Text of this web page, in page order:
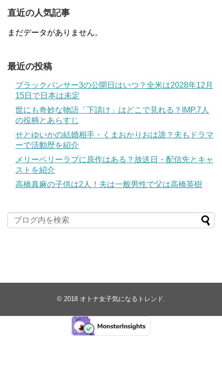
直近の人気記事
まだデータがありません。
最近の投稿
ブラックパンサー3の公開日はいつ？全米は2028年12月
15日で日本は未定
世にも奇妙な物語「下請け」はどこで見れる？IMP.7人
の役柄とあらすじ
せとゆいかの結婚相手・くまおかりおは誰？夫もドラマ
ーで活動歴を紹介
メリーベリーラブに原作はある？放送日・配信先とキャ
ストを紹介
高橋真麻の子供は2人！夫は一般男性で父は高橋英樹
© 2018 オトナ女子気になるトレンド.